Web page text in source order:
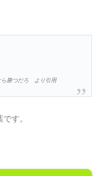
勝つだろ より引用
す。